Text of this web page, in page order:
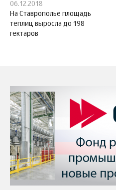
06.12.2018
На Ставрополье площадь
теплиц выросла до 198
гектаров